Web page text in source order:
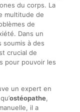
du corps. La
multitude de
de
Dans un
soumis à des
crucial de
pour pouvoir les
un expert en
ostéopathe,
il a